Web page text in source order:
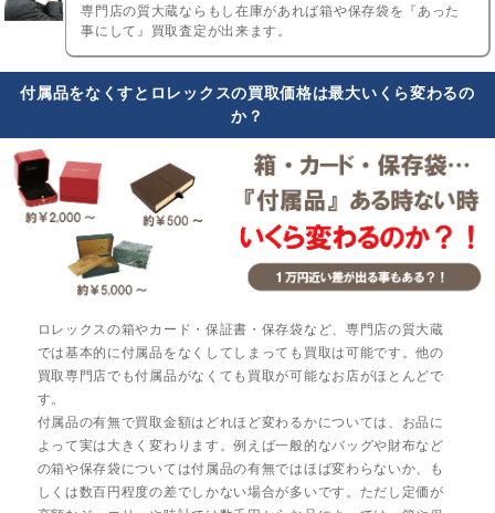
専門店の質大蔵ならもし在庫があれば箱や保存袋を『あった
事にして』買取査定が出来ます。
付属品をなくすとロレックスの買取価格は最大いくら変わるの
か？
ロレックスの箱やカード・保証書・保存袋など、専門店の質大蔵
では基本的に付属品をなくしてしまっても買取は可能です。他の
買取専門店でも付属品がなくても買取が可能なお店がほとんどで
す。
付属品の有無で買取金額はどれほど変わるかについては、お品に
よって実は大きく変わります。例えば一般的なバッグや財布など
の箱や保存袋については付属品の有無ではほば変わらないか、も
しくは数百円程度の差でしかない場合が多いです。ただし定価が